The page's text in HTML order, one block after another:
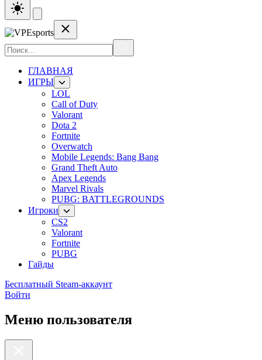
ГЛАВНАЯ
ИГРЫ
LOL
Call of Duty
Valorant
Dota 2
Fortnite
Overwatch
Mobile Legends: Bang Bang
Grand Theft Auto
Apex Legends
Marvel Rivals
PUBG: BATTLEGROUNDS
Игроки
CS2
Valorant
Fortnite
PUBG
Гайды
Бесплатный Steam-аккаунт
Войти
Меню пользователя